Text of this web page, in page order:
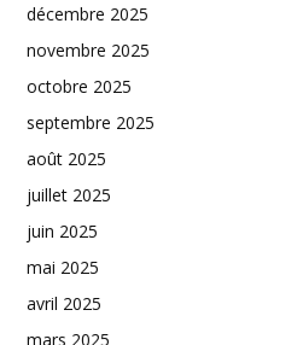
décembre 2025
novembre 2025
octobre 2025
septembre 2025
août 2025
juillet 2025
juin 2025
mai 2025
avril 2025
mars 2025